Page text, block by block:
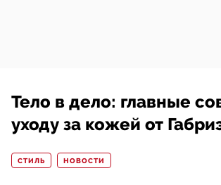
Тело в дело: главные
уходу за кожей от
СТИЛЬ НОВОСТИ